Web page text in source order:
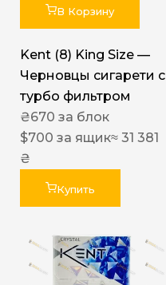
В Корзину
Kent (8) King Size —
Черновцы сигарети с
турбо фильтром
₴670 за блок
$700 за ящик≈ 31 381
₴
Купить